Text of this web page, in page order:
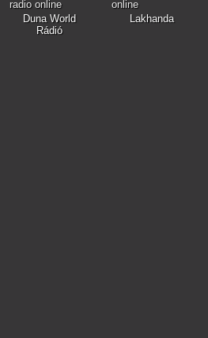
Duna World
Rádió
Lakhanda